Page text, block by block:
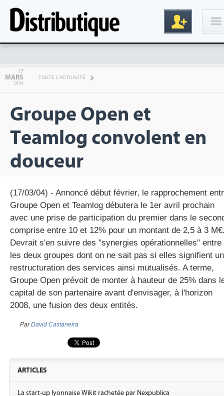
gratuite
17
MARS
2004
TOUTE L'ACTUALITÉ
Groupe Open et
Teamlog convolent en
douceur
(17/03/04) - Annoncé début février, le rapprochement
Groupe Open et Teamlog débutera le 1er avril prochain
avec une prise de participation du premier dans le
comprise entre 10 et 12% pour un montant de 2,5 à 3
Devrait s'en suivre des "synergies opérationnelles" entre
les deux groupes dont on ne sait pas si elles signifient
restructuration des services ainsi mutualisés. A terme,
Groupe Open prévoit de monter à hauteur de 25% dans
capital de son partenaire avant d'envisager, à l'horizon
2008, une fusion des deux entités.
ParDavid Castaneira
ARTICLES
La start-up lyonnaise Wikit rachetée par Nexpublica